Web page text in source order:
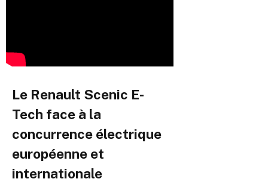
Le Renault Scenic E-
Tech face à la
concurrence électrique
européenne et
internationale